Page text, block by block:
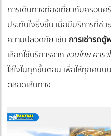
การเดินทางท่องเที่ยวกับครอบค
ประทับใจยิ่งขึ้น เมื่อมีบริการที่ช่
ความปลอดภัย เช่น การเช่ารถ
เลือกใช้บริการจาก แวนไทย คารา
ใส่ใจในทุกขั้นตอน เพื่อให้ทุกคน
ตลอดเส้นทาง